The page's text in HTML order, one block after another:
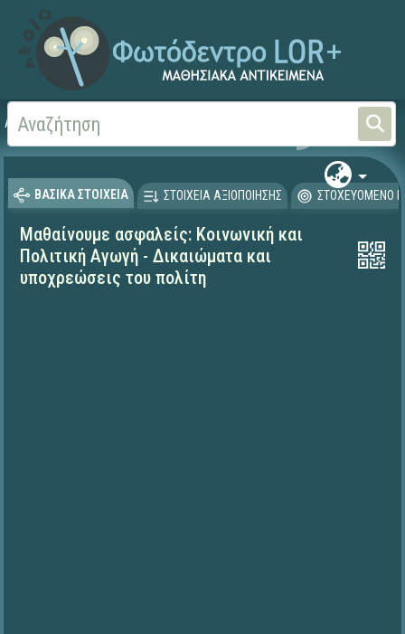
Αρχική Μαθαίνουμε στο Σπίτι
ΒΑΣΙΚΑ ΣΤΟΙΧΕΙΑ ΣΤΟΙΧΕΙΑ ΑΞΙΟΠΟΙΗΣΗΣ ΣΤΟΧΕΥΟΜΕΝΟ
Μαθαίνουμε ασφαλείς: Κοινωνική και
Πολιτική Αγωγή - Δικαιώματα και
υποχρεώσεις του πολίτη